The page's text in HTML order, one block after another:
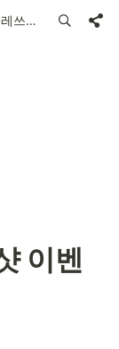
레쓰비, 푸라닭 인증샷 이벤트
이벤